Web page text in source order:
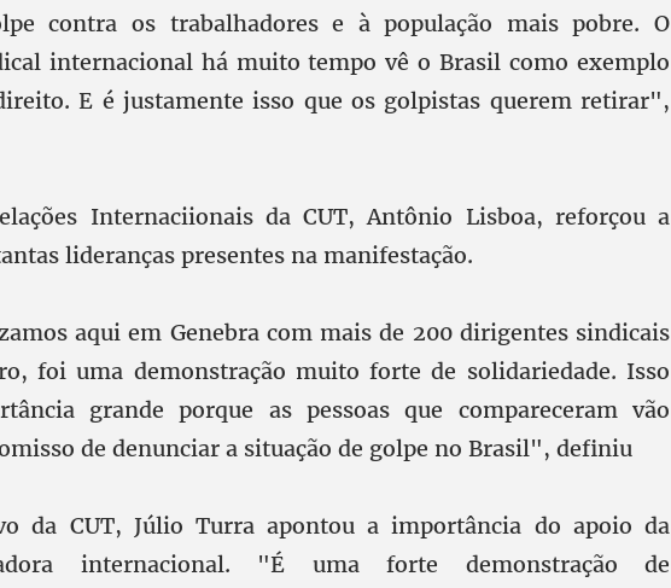
contra os trabalhadores e à população mais pobre. O
internacional há muito tempo vê o Brasil como exemplo
E é justamente isso que os golpistas querem retirar",
Internaciionais da CUT, Antônio Lisboa, reforçou a
lideranças presentes na manifestação.
aqui em Genebra com mais de 200 dirigentes sindicais
foi uma demonstração muito forte de solidariedade. Isso
grande porque as pessoas que compareceram vão
de denunciar a situação de golpe no Brasil", definiu
da CUT, Júlio Turra apontou a importância do apoio da
internacional. "É uma forte demonstração de